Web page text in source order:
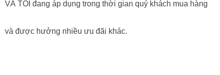
VÀ TÔI đang áp dụng trong thời gian quý khách mua hàng
và được hưởng nhiều ưu đãi khác.